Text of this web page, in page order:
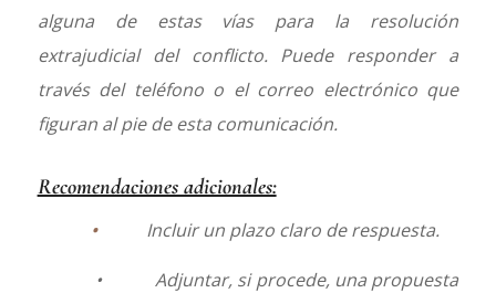
alguna de estas vías para la resolución
extrajudicial del conflicto. Puede responder a
través del teléfono o el correo electrónico que
figuran al pie de esta comunicación.
Recomendaciones adicionales:
• Incluir un plazo claro de respuesta.
• Adjuntar, si procede, una propuesta